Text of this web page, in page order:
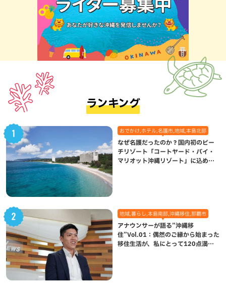
ランキング
おでかけ,ホテル,名護市,地域,本島北部
なぜ名護だったのか？国内初のビー
チリゾート「コートヤード・バイ・
マリオット沖縄リゾート」に込めら
地域,暮らし,本島南部,沖縄移住,那覇市
アナウンサーが語る”沖縄移
住”Vol.01：偶然のご縁から始まった
移住生活が、私にとって120点満点